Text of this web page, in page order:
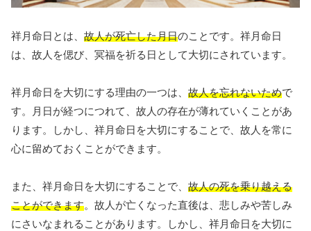
祥月命日とは、 故人が死亡した月日のことです。祥月命日
は、故人を偲び、冥福を祈る日として大切にされています。
祥月命日を大切にする理由の一つは、 故人を忘れないためで
す。月日が経つにつれて、故人の存在が薄れていくことがあ
ります。しかし、祥月命日を大切にすることで、故人を常に
心に留めておくことができます。
また、祥月命日を大切にすることで、 故人の死を乗り越える
ことができます。故人が亡くなった直後は、悲しみや苦しみ
にさいなまれることがあります。しかし、祥月命日を大切に